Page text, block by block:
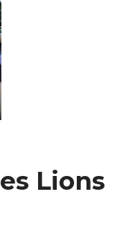
Lions